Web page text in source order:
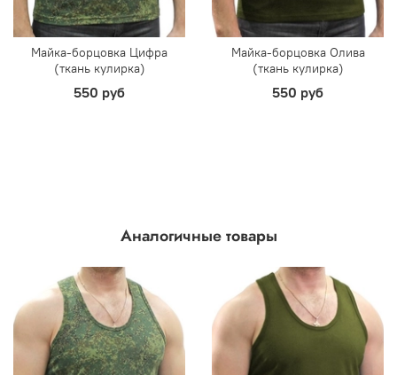
Майка-борцовка Цифра
(ткань кулирка)
550 руб
Майка-борцовка Олива
(ткань кулирка)
550 руб
Аналогичные товары